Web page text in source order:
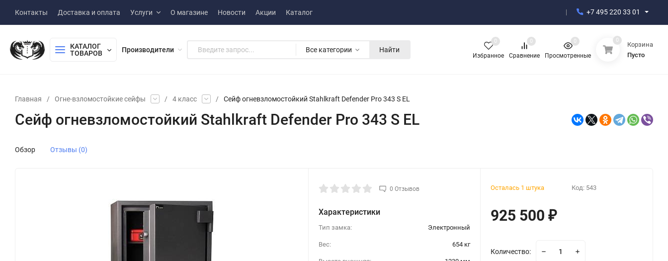
Контакты Доставка и оплата Услуги О магазине Новости Акции Каталог +7 495 220 33 01
КАТАЛОГ
ТОВАРОВ
Производители Все категории Найти
Избранное
0
Сравнение
0
Просмотренные
0 0
Корзина
Пусто
Главная / Огне-взломостойкие сейфы / 4 класс / Сейф огневзломостойкий Stahlkraft Defender Pro 343 S EL
Сейф огневзломостойкий Stahlkraft Defender Pro 343 S EL
Обзор Отзывы (0)
0 Отзывов
Характеристики
Тип замка: Электронный
Вес: 654 кг
Осталась 1 штука Код: 543
925 500 ₽
Количество: